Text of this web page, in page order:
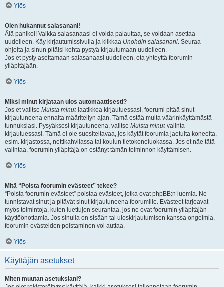
Ylös
Olen hukannut salasanani!
Älä panikoi! Vaikka salasanaasi ei voida palauttaa, se voidaan asettaa
uudelleen. Käy kirjautumissivulla ja klikkaa Unohdin salasanani. Seuraa
ohjeita ja sinun pitäisi kohta pystyä kirjautumaan uudelleen.
Jos et pysty asettamaan salasanaasi uudelleen, ota yhteyttä foorumin
ylläpitäjään.
Ylös
Miksi minut kirjataan ulos automaattisesti?
Jos et valitse Muista minut-laatikkoa kirjautuessasi, foorumi pitää sinut
kirjautuneena ennalta määritellyn ajan. Tämä estää muita väärinkäyttämästä
tunnuksiasi. Pysyäksesi kirjautuneena, valitse Muista minut-valinta
kirjautuessasi. Tämä ei ole suositeltavaa, jos käytät foorumia jaetulta koneelta,
esim. kirjastossa, nettikahvilassa tai koulun tietokoneluokassa. Jos et näe tätä
valintaa, foorumin ylläpitäjä on estänyt tämän toiminnon käyttämisen.
Ylös
Mitä “Poista foorumin evästeet” tekee?
“Poista foorumin evästeet” poistaa evästeet, jotka ovat phpBB:n luomia. Ne
tunnistavat sinut ja pitävät sinut kirjautuneena foorumille. Evästeet tarjoavat
myös toimintoja, kuten luettujen seurantaa, jos ne ovat foorumin ylläpitäjän
käyttöönottamia. Jos sinulla on sisään tai uloskirjautumisen kanssa ongelmia,
foorumin evästeiden poistaminen voi auttaa.
Ylös
Käyttäjän asetukset
Miten muutan asetuksiani?